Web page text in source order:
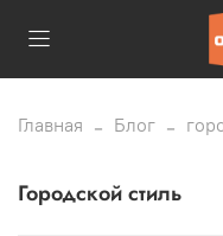
Главная Блог
городской стиль